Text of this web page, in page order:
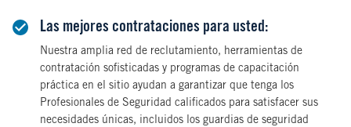
Las mejores contrataciones para usted:
Nuestra amplia red de reclutamiento, herramientas de
contratación sofisticadas y programas de capacitación
práctica en el sitio ayudan a garantizar que tenga los
Profesionales de Seguridad calificados para satisfacer sus
necesidades únicas, incluidos los guardias de seguridad